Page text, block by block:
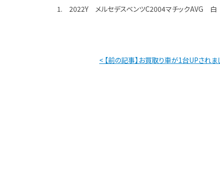
1. 2022Y メルセデスベンツC2004マチックAVG
< 【前の記事】お買取り車が1台UPされま